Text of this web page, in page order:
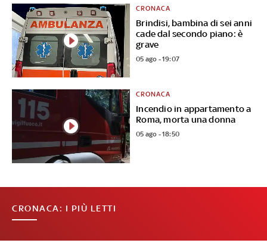
Brindisi, bambina di sei anni
cade dal secondo piano: è
grave
CRONACA
05 ago - 19:07
Incendio in appartamento a
Roma, morta una donna
CRONACA
05 ago - 18:50
CRONACA: I PIÙ LETTI